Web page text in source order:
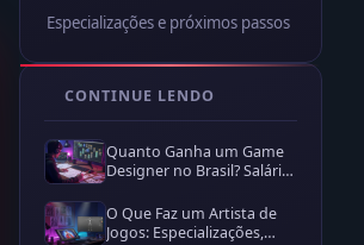
Especializações e próximos passos
CONTINUE LENDO
Quanto Ganha um Game
Designer no Brasil? Salário,
O Que Faz um Artista de
Jogos: Especializações,